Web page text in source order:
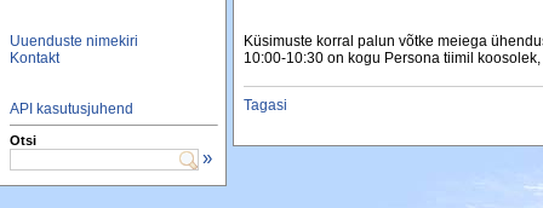
Uuenduste nimekiri
Kontakt
API kasutusjuhend
Otsi
»
Küsimuste korral palun võtke meiega
10:00-10:30 on kogu Persona tiimil
Tagasi